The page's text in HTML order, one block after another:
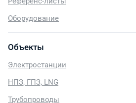
Оборудование
Объекты
Электростанции
НПЗ, ГПЗ, LNG
Трубопроводы